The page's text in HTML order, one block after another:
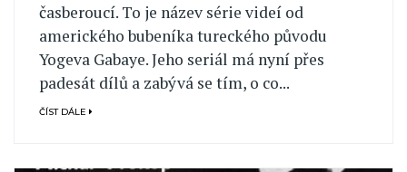
časberoucí. To je název série videí od
amerického bubeníka tureckého původu
Yogeva Gabaye. Jeho seriál má nyní přes
padesát dílů a zabývá se tím, o co...
ČÍST DÁLE